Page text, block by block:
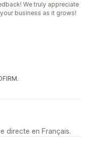
We truly appreciate
business as it grows!
directe en Français.